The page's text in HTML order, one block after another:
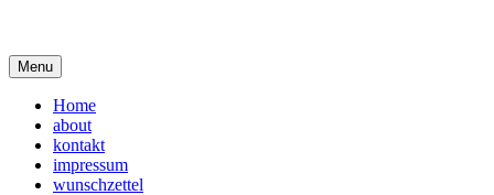
content
Menu
Home
about
kontakt
impressum
wunschzettel